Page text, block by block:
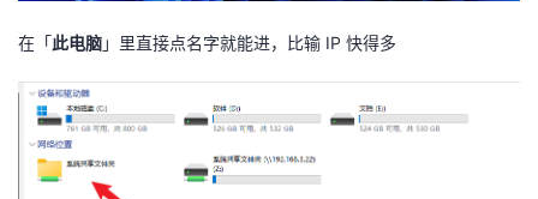
在「此电脑」里直接点名字就能进，比输 IP 快得多